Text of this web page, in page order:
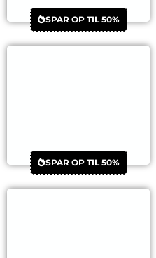
SPAR OP TIL 50%
SPAR OP TIL 50%